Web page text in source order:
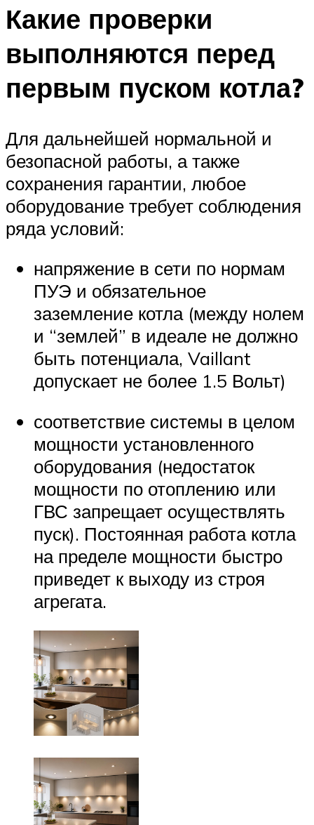
Какие проверки
выполняются перед
первым пуском котла?
Для дальнейшей нормальной и
безопасной работы, а также
сохранения гарантии, любое
оборудование требует соблюдения
ряда условий:
напряжение в сети по нормам
ПУЭ и обязательное
заземление котла (между нолем
и “землей” в идеале не должно
быть потенциала, Vaillant
допускает не более 1.5 Вольт)
соответствие системы в целом
мощности установленного
оборудования (недостаток
мощности по отоплению или
ГВС запрещает осуществлять
пуск). Постоянная работа котла
на пределе мощности быстро
приведет к выходу из строя
агрегата.